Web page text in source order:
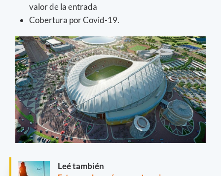
valor de la entrada
Cobertura por Covid-19.
Leé también